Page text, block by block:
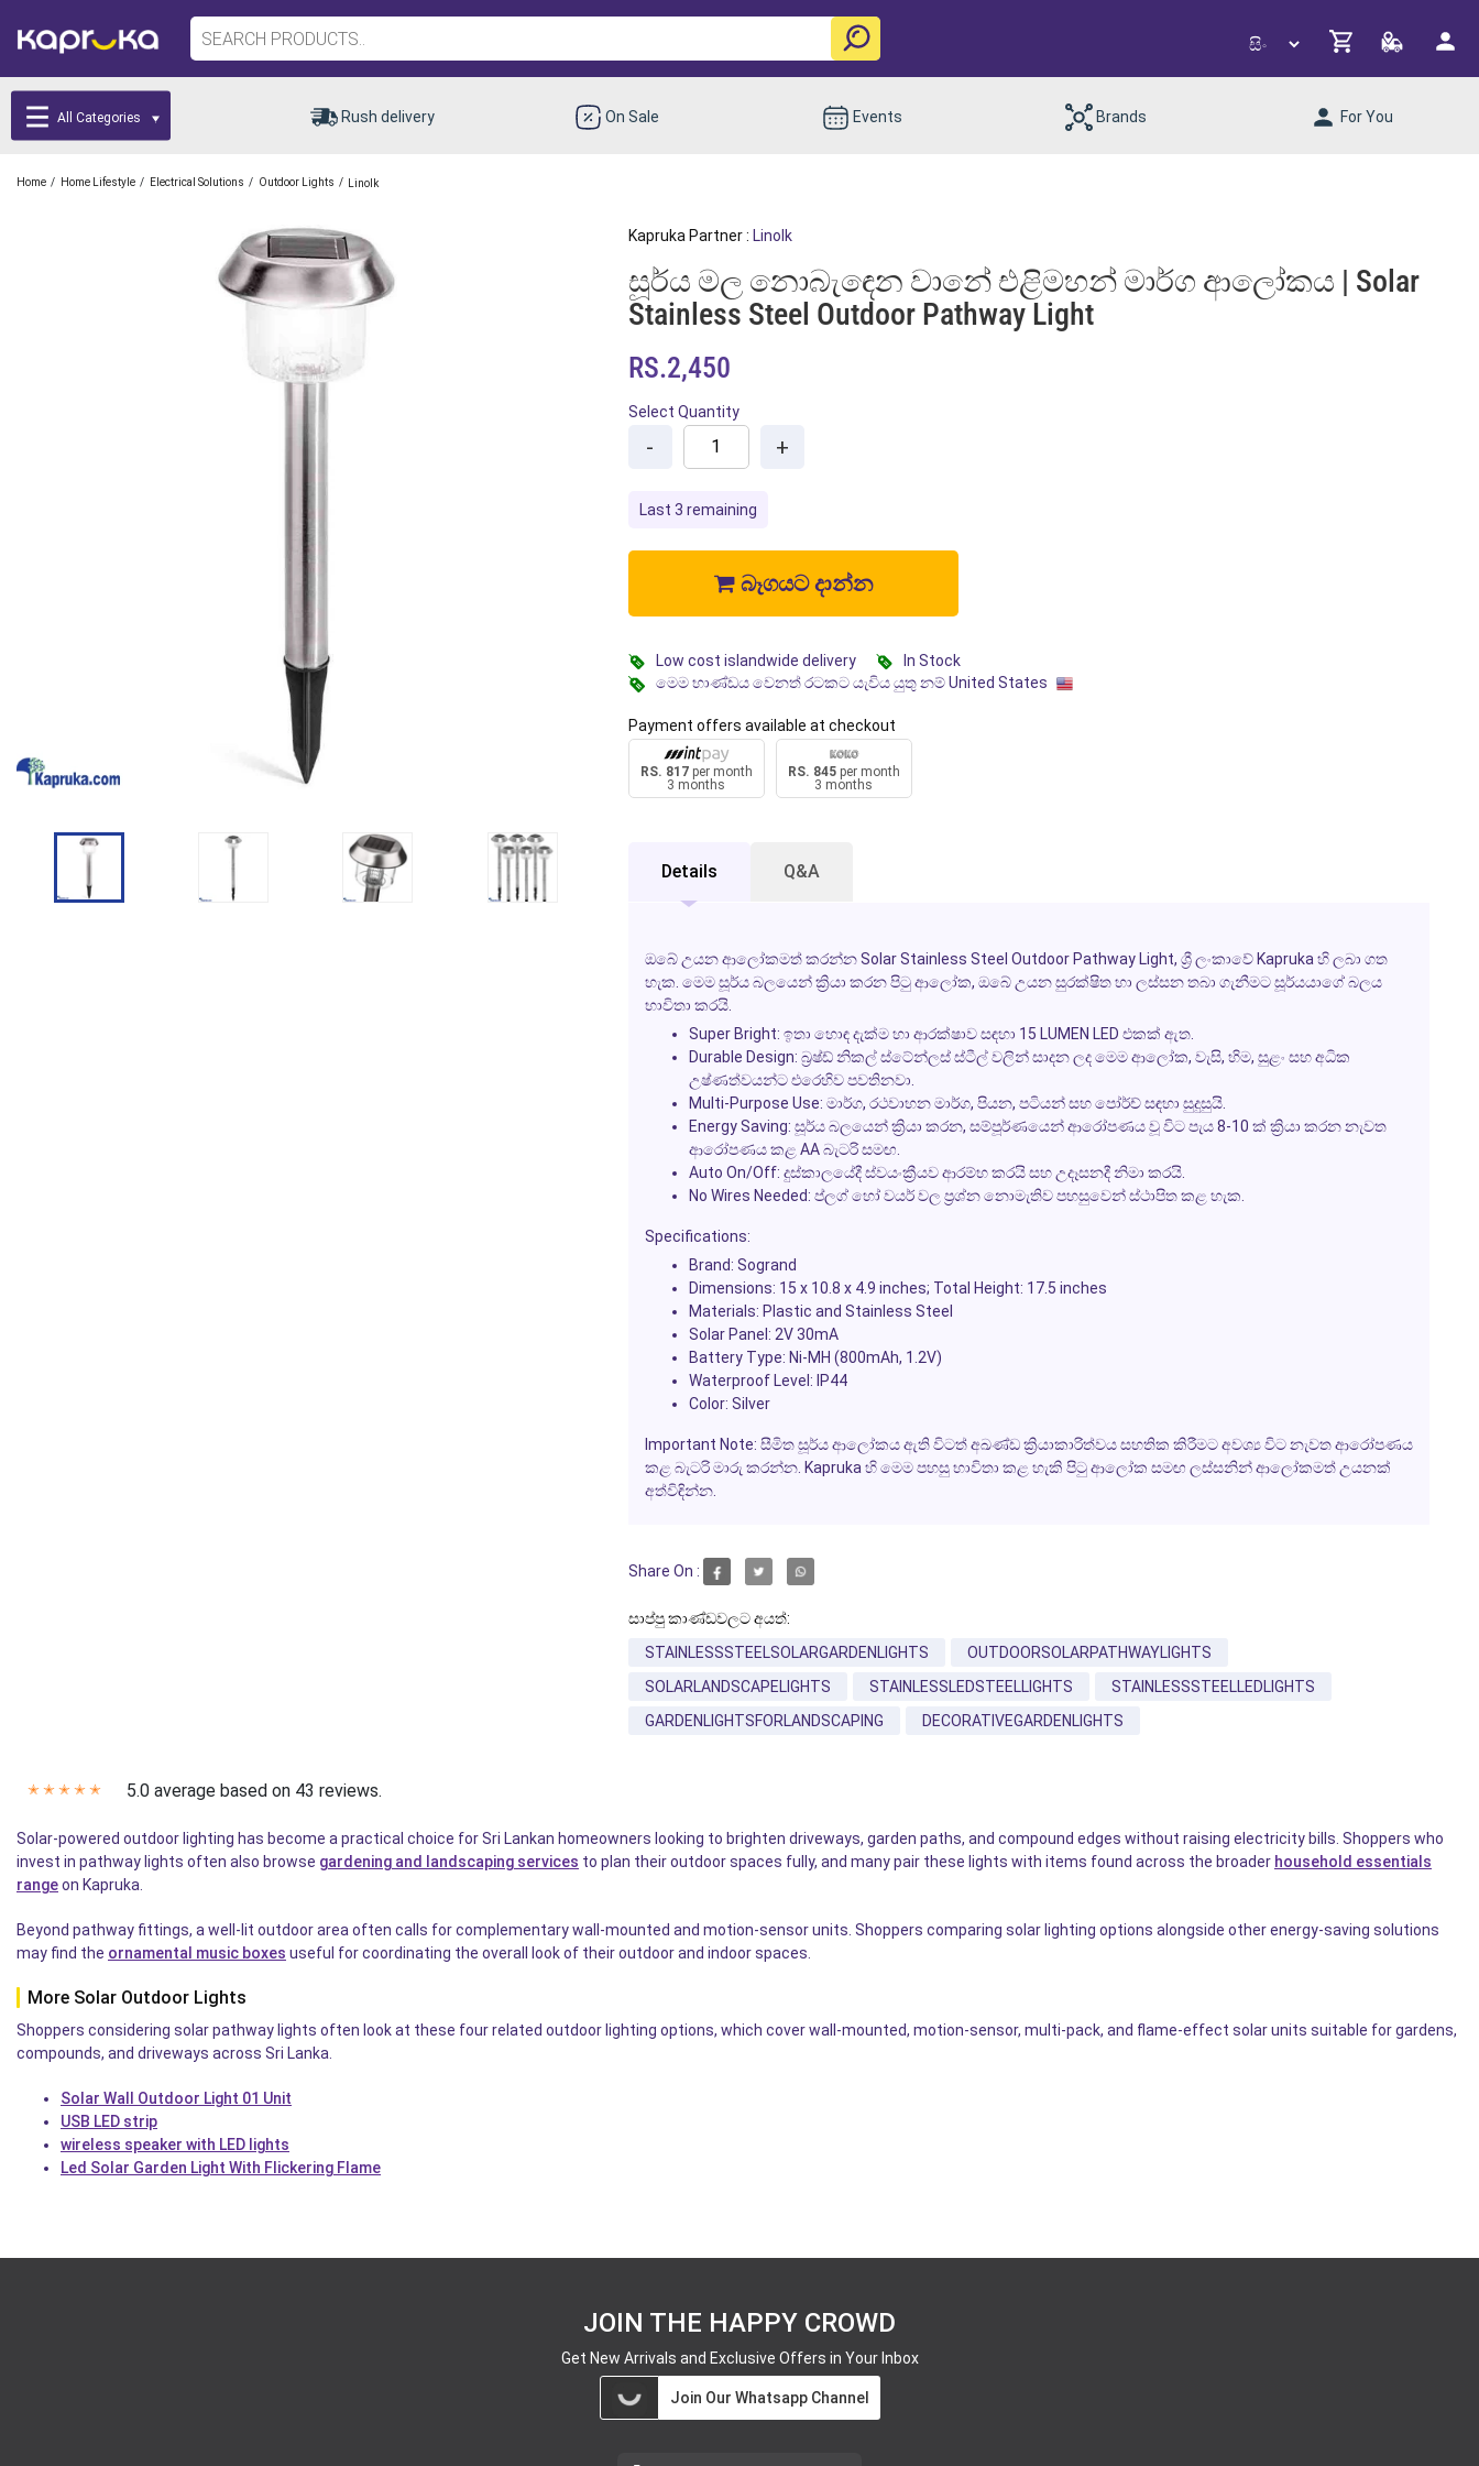
All Categories Rush delivery On Sale Events Brands For You
Home / Home Lifestyle / Electrical Solutions / Outdoor Lights / Linolk
Kapruka Partner : Linolk
සූර්ය මල නොබැඳෙන වානේ එළිමහන් මාර්ග ආලෝකය | Solar
Stainless Steel Outdoor Pathway Light
RS.2,450
Select Quantity
- +
Last 3 remaining
බෑගයට දාන්න
Low cost islandwide delivery
In Stock
මෙම භාණ්ඩය වෙනත් රටකට යැවිය යුතු නම් United States
Payment offers available at checkout
RS. 817per month
3 months
RS. 845per month
3 months
Details Q&A
ඔබේ උයන ආලෝකමත් කරන්නSolar Stainless Steel Outdoor Pathway Light, ශ්‍රී ලංකාවේ Kapruka හි ලබා ගත
හැක. මෙම සූර්ය බලයෙන් ක්‍රියා කරන පිටු ආලෝක, ඔබේ උයන සුරක්ෂිත හා ලස්සන තබා ගැනීමට සූර්යයාගේ බලය
භාවිතා කරයි.
Super Bright: ඉතා හොඳ දැක්ම හා ආරක්ෂාව සඳහා 15 LUMEN LED එකක් ඇත.
Durable Design: බ්‍රෂ්ඩ් නිකල් ස්ටේන්ලස් ස්ටීල් වලින් සාදන ලද මෙම ආලෝක, වැසි, හිම, සුළං සහ අධික
උෂ්ණත්වයන්ට එරෙහිව පවතිනවා.
Multi-Purpose Use: මාර්ග, රථවාහන මාර්ග, පියන, පටියන් සහ පෝර්ච් සඳහා සුදුසුයි.
Energy Saving: සූර්ය බලයෙන් ක්‍රියා කරන, සම්පූර්ණයෙන් ආරෝපණය වූ විට පැය 8-10 ක් ක්‍රියා කරන නැවත
ආරෝපණය කළ AA බැටරි සමඟ.
Auto On/Off: දුස්කාලයේදී ස්වයංක්‍රීයව ආරම්භ කරයි සහ උදෑසනදී නිමා කරයි.
No Wires Needed: ප්ලග් හෝ වයර් වල ප්‍රශ්න නොමැතිව පහසුවෙන් ස්ථාපිත කළ හැක.
Specifications:
Brand: Sogrand
Dimensions: 15 x 10.8 x 4.9 inches; Total Height: 17.5 inches
Materials: Plastic and Stainless Steel
Solar Panel: 2V 30mA
Battery Type: Ni-MH (800mAh, 1.2V)
Waterproof Level: IP44
Color: Silver
Important Note: සීමිත සූර්ය ආලෝකය ඇති විටත් අඛණ්ඩ ක්‍රියාකාරිත්වය සහතික කිරීමට අවශ්‍ය විට නැවත ආරෝපණය
කළ බැටරි මාරු කරන්න. Kapruka හි මෙම පහසු භාවිතා කළ හැකි පිටු ආලෝක සමඟ ලස්සනින් ආලෝකමත් උයනක්
අත්විඳින්න.
Share On :
සාප්පු කාණ්ඩවලට අයත්:
STAINLESSSTEELSOLARGARDENLIGHTS
OUTDOORSOLARPATHWAYLIGHTS
SOLARLANDSCAPELIGHTS
STAINLESSLEDSTEELLIGHTS
STAINLESSSTEELLEDLIGHTS
GARDENLIGHTSFORLANDSCAPING
DECORATIVEGARDENLIGHTS
✭ ✭ ✭ ✭ ✭ 5.0 average based on 43 reviews.
Solar-powered outdoor lighting has become a practical choice for Sri Lankan homeowners looking to brighten driveways, garden paths, and compound edges without raising electricity bills. Shoppers who
invest in pathway lights often also browse gardening and landscaping services to plan their outdoor spaces fully, and many pair these lights with items found across the broader household essentials
rangeon Kapruka.
Beyond pathway fittings, a well-lit outdoor area often calls for complementary wall-mounted and motion-sensor units. Shoppers comparing solar lighting options alongside other energy-saving solutions
may find the ornamental music boxes useful for coordinating the overall look of their outdoor and indoor spaces.
More Solar Outdoor Lights
Shoppers considering solar pathway lights often look at these four related outdoor lighting options, which cover wall-mounted, motion-sensor, multi-pack, and flame-effect solar units suitable for gardens,
compounds, and driveways across Sri Lanka.
Solar Wall Outdoor Light 01 Unit
USB LED strip
wireless speaker with LED lights
Led Solar Garden Light With Flickering Flame
JOIN THE HAPPY CROWD
Get New Arrivals and Exclusive Offers in Your Inbox
Join Our Whatsapp Channel